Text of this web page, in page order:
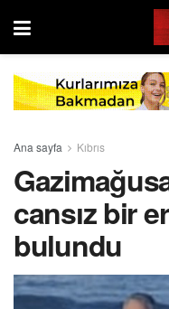
Ana sayfa Kıbrıs
cansız bir
bulundu